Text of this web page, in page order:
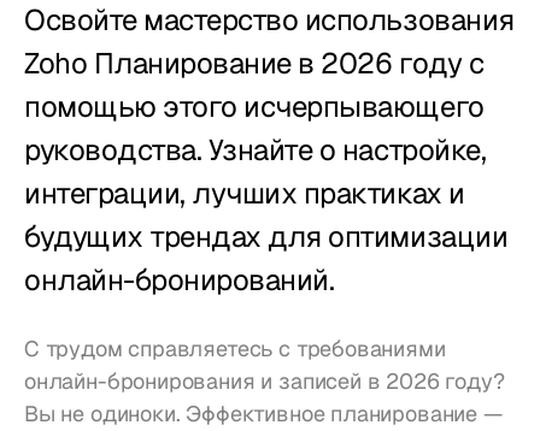
Рестораны
Пекарни
Обслуживание
Пиццерии
Освойте мастерство использования
Zoho Планирование в 2026 году с
помощью этого исчерпывающего
руководства. Узнайте о настройке,
интеграции, лучших практиках и
будущих трендах для оптимизации
онлайн-бронирований.
С трудом справляетесь с требованиями
онлайн-бронирования и записей в 2026 году?
Вы не одиноки. Эффективное планирование —